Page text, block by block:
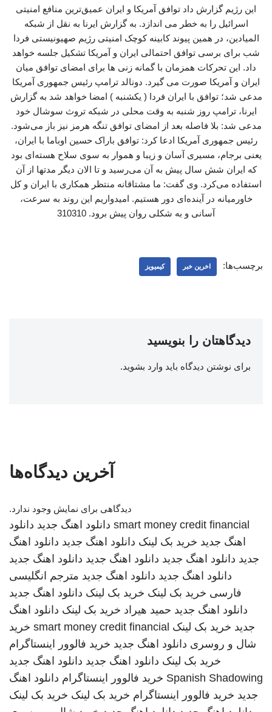
این رژیم گزارش داد توافق آمریکا و ایران عمیق‌ترین منافع امنیتی
اسرائیل را به خطر می اندازد. به گزارش ایرنا به نقل از شبکه
المیادین، در همین پیوند کابینه کوچک امنیتی رژیم صهیونیستی فردا
شب برای برسی توافق احتمالی ایران و آمریکا تشکیل جلسه خواهد
داد. این تحرکات همزمان با گمانه زنی ها برای امضای توافق میان
ایران و آمریکا صورت می گیرد. دونالد ترامپ رئیس جمهوری آمریکا
مدعی شد؛ توافق با ایران فردا ( یکشنبه ) امضا خواهد شد به گزارش
ایرنا، ترامپ روز شنبه به وقت محلی در شبکه تروث سوشال خود
مدعی شد: بلا فاصله بعد از امضای توافق تنگه هرمز نیز باز می‌شود.
رئیس جمهوری آمریکا ادعا کرد: توافق باراک حسین اوباما با ایران،
یعنی برجام، مسیری آسان و زیبا و هموار به سوی سلاح هسته‌ای بود
که ایران شش سال پیش به آن می‌رسید و تا الان دیگر مدتها از آن
استفاده می‌کرد. وی گفت: ما مشتاقانه منتظر همکاری با ایران و کل
خاورمیانه در آینده‌ای دور هستیم. امیدواریم این روند به سرعت،
آسانی و به شکلی روان پیش برود. 310310
برچسب‌ها: اخرین خبر کیمیویز
دیدگاهتان را بنویسید
برای نوشتن دیدگاه باید وارد بشوید.
آخرین دیدگاه‌ها
دیدگاهی برای نمایش وجود ندارد.
smart money credit financial دانلود اهنگ جدید دانلود
اهنگ جدید خرید بک لینک دانلود اهنگ جدید دانلود اهنگ
جدید دانلود اهنگ جدید دانلود اهنگ جدید دانلود اهنگ جدید
دانلود اهنگ جدید دانلود اهنگ جدید مترجم انگلیسی
فارسی خرید بک لینک خرید بک لینک دانلود اهنگ جدید
دانلود اهنگ جدید حمید هیراد خرید بک لینک دانلود اهنگ
جدید خرید بک لینک smart money credit financial خرید
شال و روسری دانلود اهنگ جدید خرید فالوور اینستاگرام
خرید بک لینک دانلود اهنگ جدید دانلود اهنگ جدید
Spanish Shadowing خرید فالوور اینستاگرام دانلود اهنگ
جدید خرید فالوور اینستاگرام خرید بک لینک خرید بک لینک